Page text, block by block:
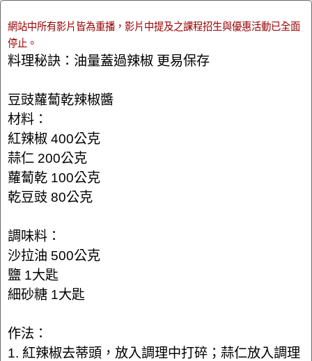
網站中所有影片皆為重播，影片中提及之課程招生與優惠活動已全面
停止。
料理秘訣：油量蓋過辣椒 更易保存
豆豉蘿蔔乾辣椒醬
材料：
紅辣椒 400公克
蒜仁 200公克
蘿蔔乾 100公克
乾豆豉 80公克
調味料：
沙拉油 500公克
鹽 1大匙
細砂糖 1大匙
作法：
1. 紅辣椒去蒂頭，放入調理中打碎；蒜仁放入調理